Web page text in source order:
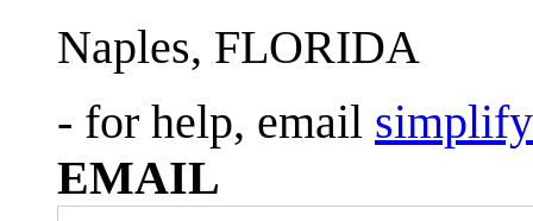
Naples, FLORIDA
- for help, email
EMAIL